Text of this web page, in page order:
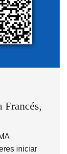
Francés,
iniciar